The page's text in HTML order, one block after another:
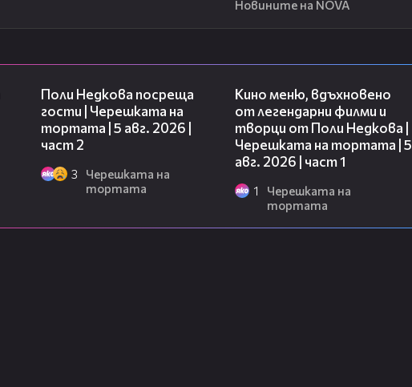
Новините на NOVA
Поли Недкова посреща
гости | Черешката на
тортата | 5 авг. 2026 |
част 2
3
Черешката на
тортата
Кино меню, вдъхновено
от легендарни филми и
творци от Поли Недкова |
Черешката на тортата | 5
авг. 2026 | част 1
1
Черешката на
тортата